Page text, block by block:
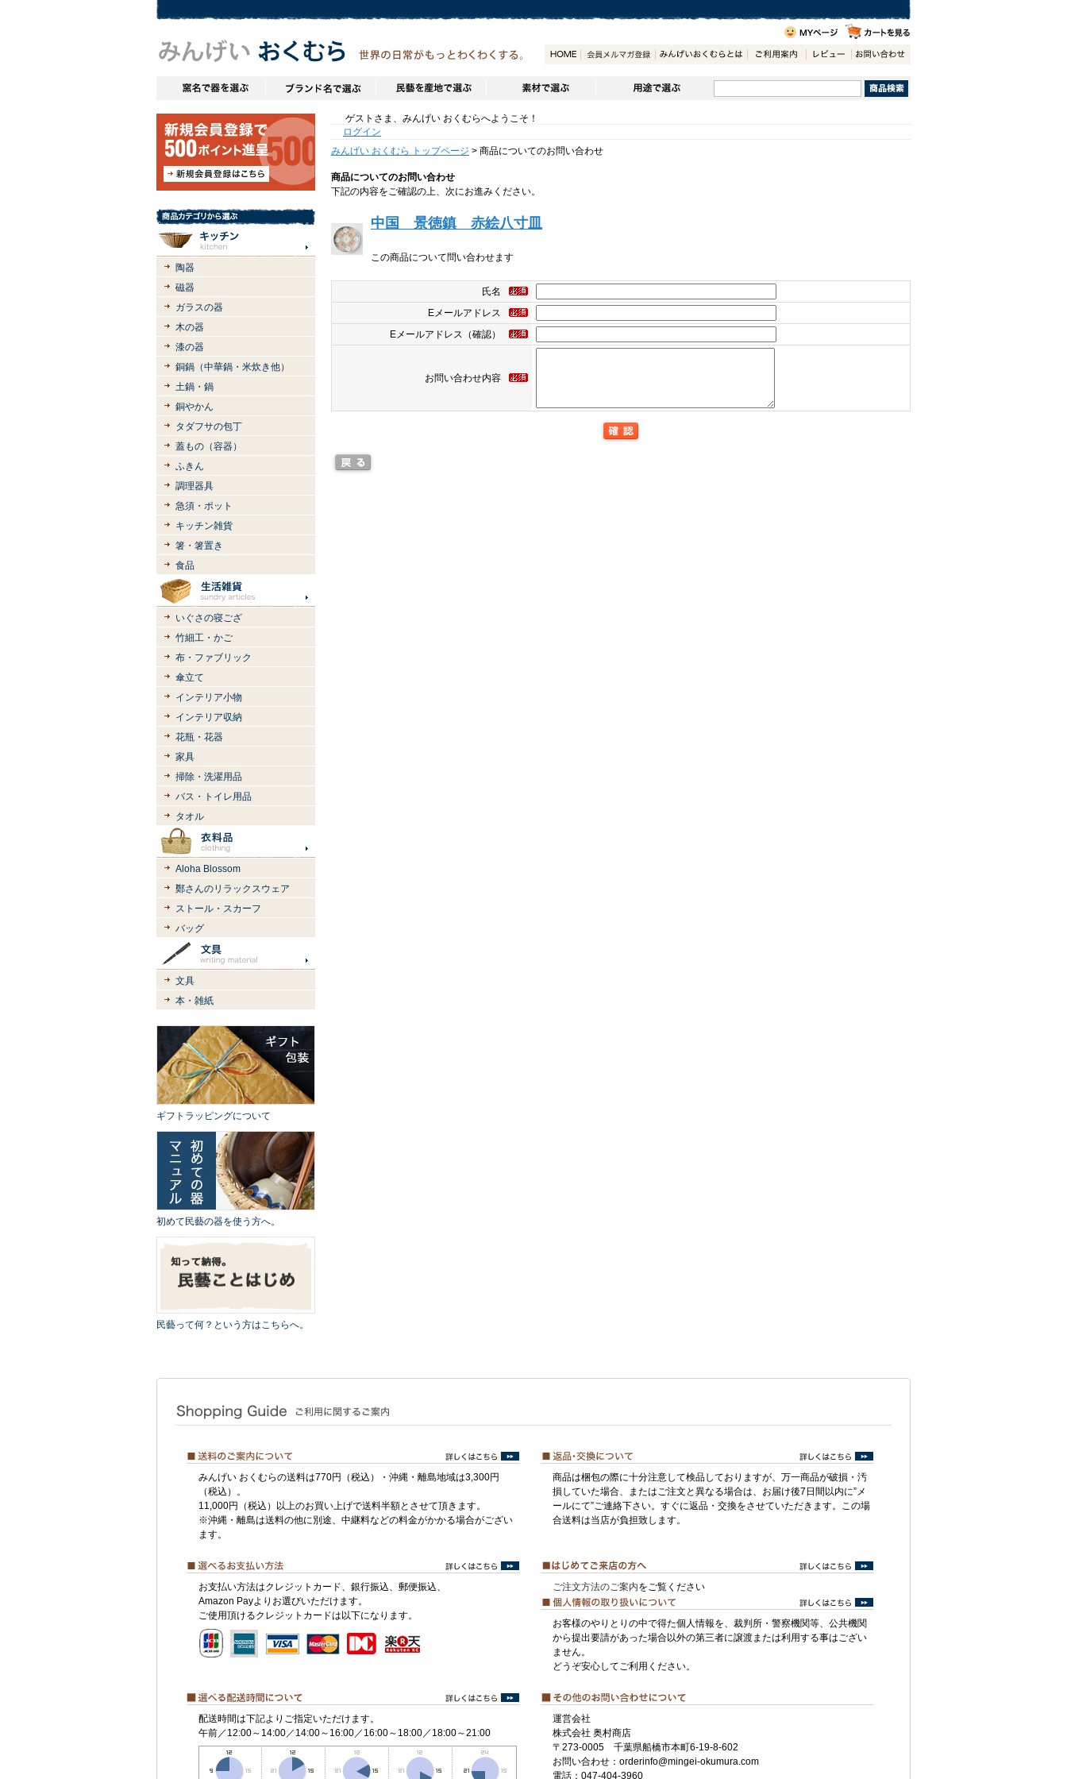
陶器
磁器
ガラスの器
木の器
漆の器
銅鍋（中華鍋・米炊き他）
土鍋・鍋
銅やかん
タダフサの包丁
蓋もの（容器）
ふきん
調理器具
急須・ポット
キッチン雑貨
箸・箸置き
食品
いぐさの寝ござ
竹細工・かご
布・ファブリック
傘立て
インテリア小物
インテリア収納
花瓶・花器
家具
掃除・洗濯用品
バス・トイレ用品
タオル
Aloha Blossom
鄭さんのリラックスウェア
ストール・スカーフ
バッグ
文具
本・雑紙
ギフトラッピングについて
初めて民藝の器を使う方へ。
民藝って何？という方はこちらへ。
ゲストさま、みんげい おくむらへようこそ！
ログイン
みんげい おくむら トップページ > 商品についてのお問い合わせ
商品についてのお問い合わせ
下記の内容をご確認の上、次にお進みください。
中国 景徳鎮 赤絵八寸皿
この商品について問い合わせます
氏名
Eメールアドレス
Eメールアドレス（確認）
お問い合わせ内容
みんげい おくむらの送料は770円（税込）・沖縄・離島地域は3,300円
（税込）。
11,000円（税込）以上のお買い上げで送料半額とさせて頂きます。
※沖縄・離島は送料の他に別途、中継料などの料金がかかる場合がござい
ます。
商品は梱包の際に十分注意して検品しておりますが、万一商品が破損・汚
損していた場合、またはご注文と異なる場合は、お届け後7日間以内に”メ
ールにて”ご連絡下さい。すぐに返品・交換をさせていただきます。この場
合送料は当店が負担致します。
お支払い方法はクレジットカード、銀行振込、郵便振込、
Amazon Payよりお選びいただけます。
ご使用頂けるクレジットカードは以下になります。
ご注文方法のご案内をご覧ください
お客様のやりとりの中で得た個人情報を、裁判所・警察機関等、公共機関
から提出要請があった場合以外の第三者に譲渡または利用する事はござい
ません。
どうぞ安心してご利用ください。
配送時間は下記よりご指定いただけます。
午前／12:00～14:00／14:00～16:00／16:00～18:00／18:00～21:00
運営会社
株式会社 奥村商店
〒273-0005 千葉県船橋市本町6-19-8-602
お問い合わせ：orderinfo@mingei-okumura.com
電話：047-404-3960